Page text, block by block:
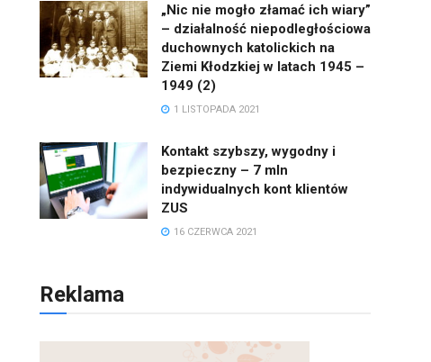
„Nic nie mogło złamać ich wiary”
– działalność niepodległościowa
duchownych katolickich na
Ziemi Kłodzkiej w latach 1945 –
1949 (2)
1 LISTOPADA 2021
Kontakt szybszy, wygodny i
bezpieczny – 7 mln
indywidualnych kont klientów
ZUS
16 CZERWCA 2021
Reklama